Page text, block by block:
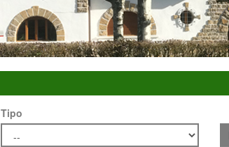
Tipo